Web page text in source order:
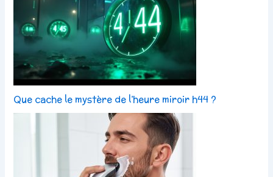
Que cache le mystère de l’heure miroir h44 ?